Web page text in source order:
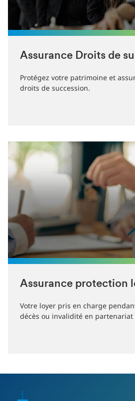
Assurance Droits de
Protégez votre patrimoine et
droits de succession.
Assurance protection
Votre loyer pris en charge
décès ou invalidité en partenariat